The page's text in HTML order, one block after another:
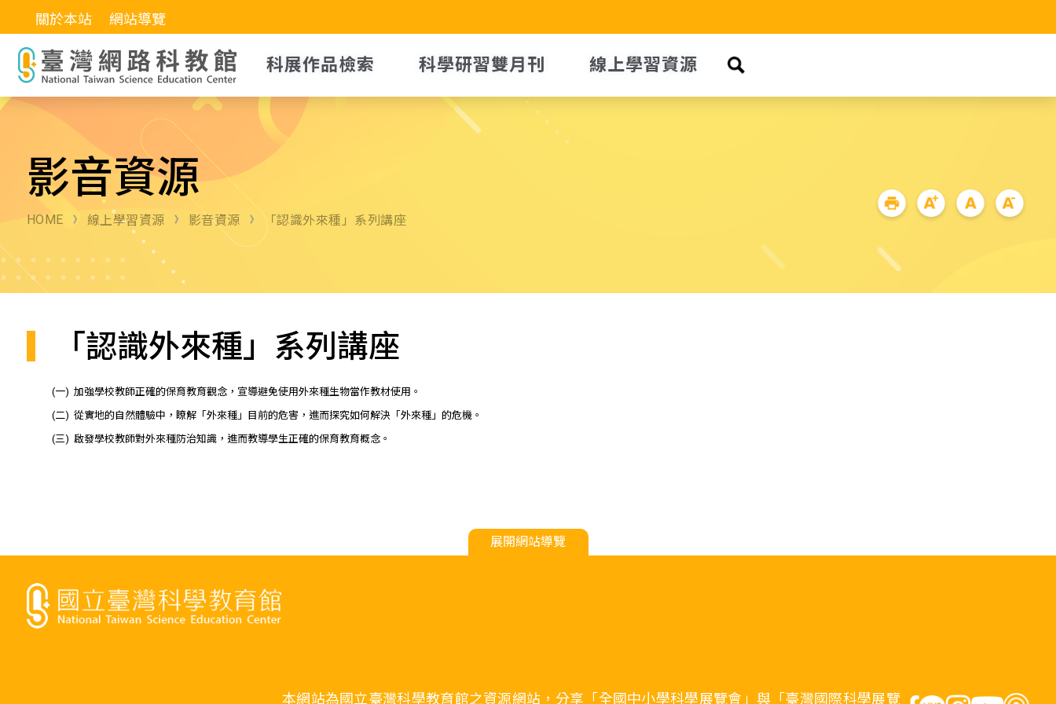
關於本站 網站導覽
科展作品檢索 科學研習雙月刊 線上學習資源
影音資源
HOME 線上學習資源 影音資源 「認識外來種」系列講座
「認識外來種」系列講座
(一) 加強學校教師正確的保育教育觀念，宣導避免使用外來種生物當作教材使用。
(二) 從實地的自然體驗中，瞭解「外來種」目前的危害，進而探究如何解決「外來種」的危機。
(三) 啟發學校教師對外來種防治知識，進而教導學生正確的保育教育概念。
展開網站導覽
本網站為國立臺灣科學教育館之資源網站，分享「全國中小學科學展覽會」與「臺灣國際科學展覽